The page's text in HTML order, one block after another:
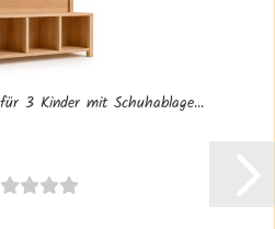
3 Kinder mit Schuhablage...